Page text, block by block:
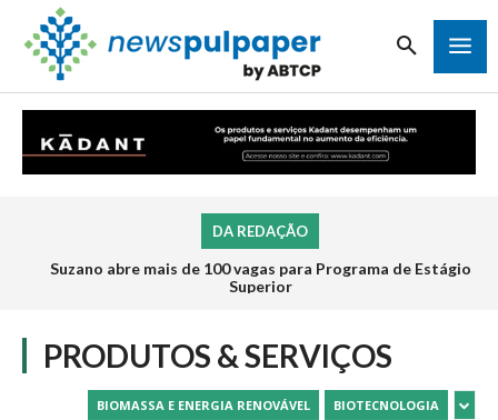
DA REDAÇÃO
Suzano abre mais de 100 vagas para Programa de Estágio
Superior
Inscrições para o Programa de Estágio 2026 da Veracel
abrem na próxima semana
PRODUTOS & SERVIÇOS
BIOMASSA E ENERGIA RENOVÁVEL BIOTECNOLOGIA